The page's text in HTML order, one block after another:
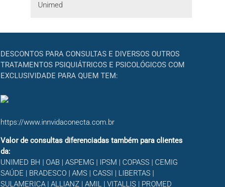
Unimed
DESCONTOS PARA CONSULTAS E DIVERSOS OUTROS
TRATAMENTOS PSIQUIÁTRICOS E PSICOLÓGICOS COM
EXCLUSIVIDADE PARA QUEM TEM:
https://www.innvidaconecta.com.br
Valor de consultas diferenciadas também para clientes
da:
UNIMED BH | OAB | ASPEMG | IPSM | COPASS | CEMIG
SAÚDE | BRADESCO | AMS | CASSI | LIBERTAS |
SULAMERICA | ALLIANZ | AMIL | VITALLIS | PROMED